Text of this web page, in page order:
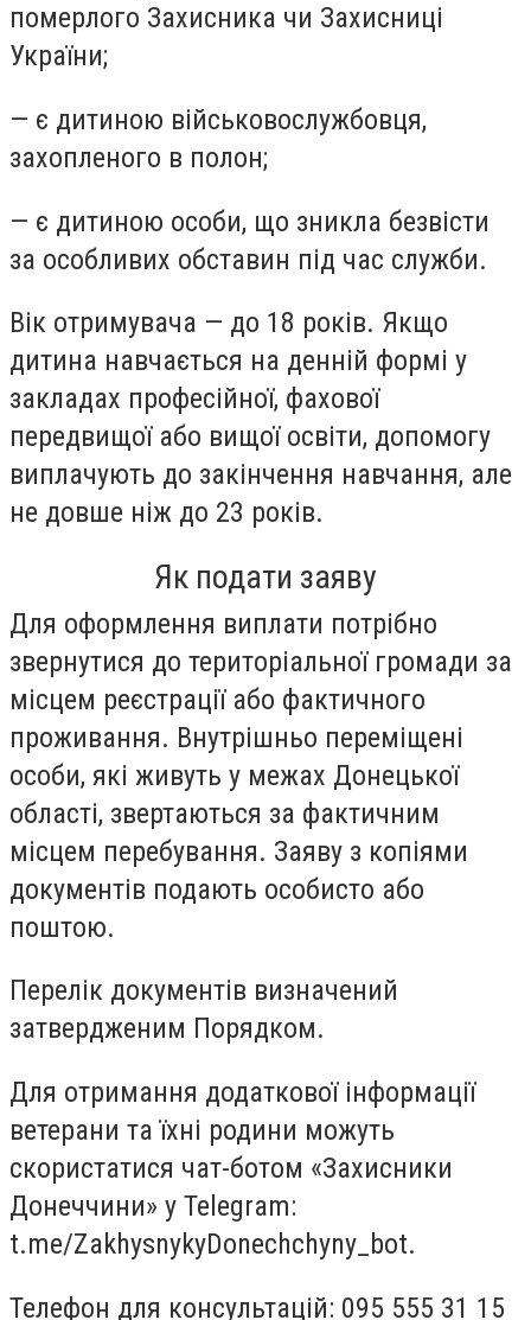
померлого Захисника чи Захисниці
України;
— є дитиною військовослужбовця,
захопленого в полон;
— є дитиною особи, що зникла безвісти
за особливих обставин під час служби.
Вік отримувача — до 18 років. Якщо
дитина навчається на денній формі у
закладах професійної, фахової
передвищої або вищої освіти, допомогу
виплачують до закінчення навчання, але
не довше ніж до 23 років.
Як подати заяву
Для оформлення виплати потрібно
звернутися до територіальної громади за
місцем реєстрації або фактичного
проживання. Внутрішньо переміщені
особи, які живуть у межах Донецької
області, звертаються за фактичним
місцем перебування. Заяву з копіями
документів подають особисто або
поштою.
Перелік документів визначений
затвердженим Порядком.
Для отримання додаткової інформації
ветерани та їхні родини можуть
скористатися чат-ботом «Захисники
Донеччини» у Telegram:
t.me/ZakhysnykyDonechchyny_bot.
Телефон для консультацій: 095 555 31 15